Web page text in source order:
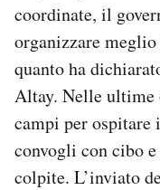
coordinate, il
organizzare
quanto ha
Altay. Nelle ultime
campi per
convogli con cibo
colpite. L’inviato